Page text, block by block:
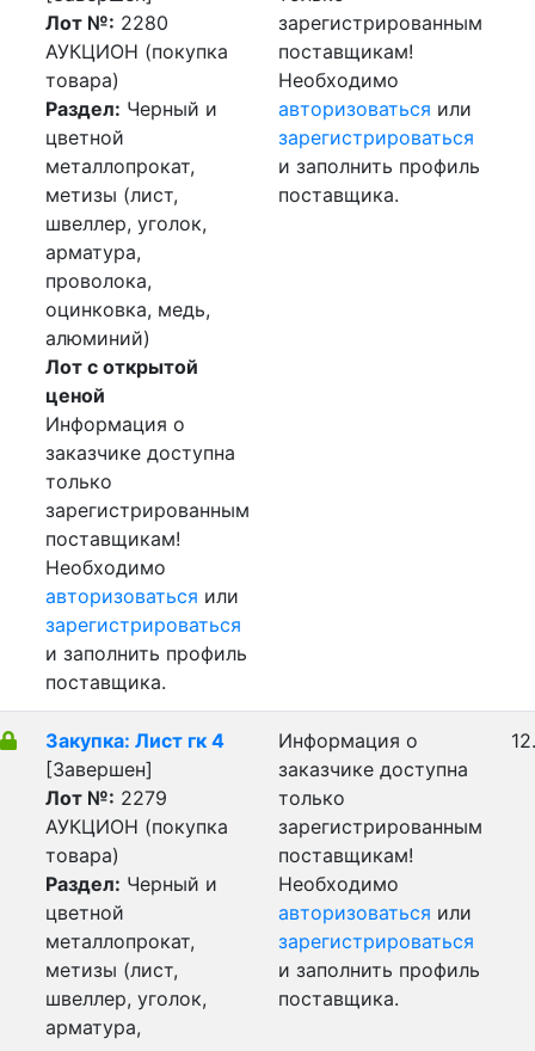
Лот №: 2280
АУКЦИОН (покупка
товара)
Раздел: Черный и
цветной
металлопрокат,
метизы (лист,
швеллер, уголок,
арматура,
проволока,
оцинковка, медь,
алюминий)
Лот с открытой
ценой
Информация о
заказчике доступна
только
зарегистрированным
поставщикам!
Необходимо
авторизоваться или
зарегистрироваться
и заполнить профиль
поставщика.
зарегистрированным
поставщикам!
Необходимо
авторизоваться или
зарегистрироваться
и заполнить профиль
поставщика.
Закупка: Лист гк 4
[Завершен]
Лот №: 2279
АУКЦИОН (покупка
товара)
Раздел: Черный и
цветной
металлопрокат,
метизы (лист,
швеллер, уголок,
арматура,
Информация о
заказчике доступна
только
зарегистрированным
поставщикам!
Необходимо
авторизоваться или
зарегистрироваться
и заполнить профиль
поставщика.